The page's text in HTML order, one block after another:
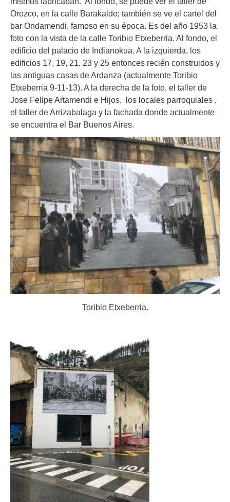
Orozco, en la calle Barakaldo; también se ve el cartel del
bar Ondamendi, famoso en su época. Es del año 1953 la
foto con la vista de la calle Toribio Etxeberria. Al fondo, el
edificio del palacio de Indianokua. A la izquierda, los
edificios 17, 19, 21, 23 y 25 entonces recién construidos y
las antiguas casas de Ardanza (actualmente Toribio
Etxeberria 9-11-13). A la derecha de la foto, el taller de
Jose Felipe Artamendi e Hijos, los locales parroquiales ,
el taller de Arrizabalaga y la fachada donde actualmente
se encuentra el Bar Buenos Aires.
Toribio Etxeberria.